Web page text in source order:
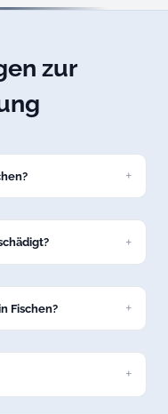
zur
wir Ihnen am Telefon,
Kratzer, keine
Fischen?